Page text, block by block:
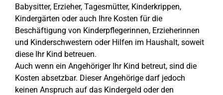
Babysitter, Erzieher, Tagesmütter, Kinderkrippen,
Kindergärten oder auch Ihre Kosten für die
Beschäftigung von Kinderpflegerinnen, Erzieherinnen
und Kinderschwestern oder Hilfen im Haushalt, soweit
diese Ihr Kind betreuen.
Auch wenn ein Angehöriger Ihr Kind betreut, sind die
Kosten absetzbar. Dieser Angehörige darf jedoch
keinen Anspruch auf das Kindergeld oder den